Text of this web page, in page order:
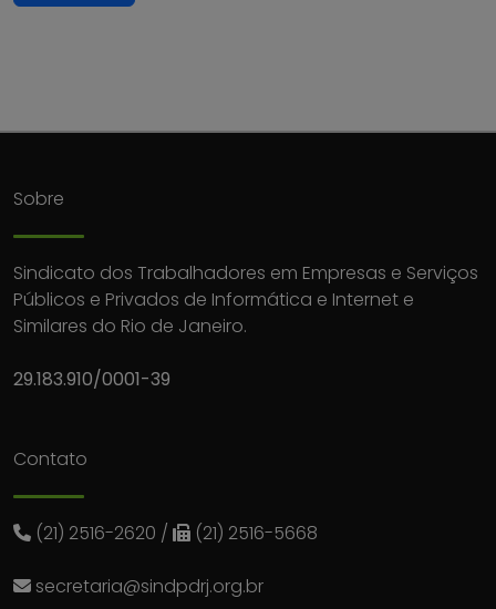
Sobre
Sindicato dos Trabalhadores em Empresas e Serviços
Públicos e Privados de Informática e Internet e
Similares do Rio de Janeiro.
29.183.910/0001-39
Contato
(21) 2516-2620 / (21) 2516-5668
secretaria@sindpdrj.org.br